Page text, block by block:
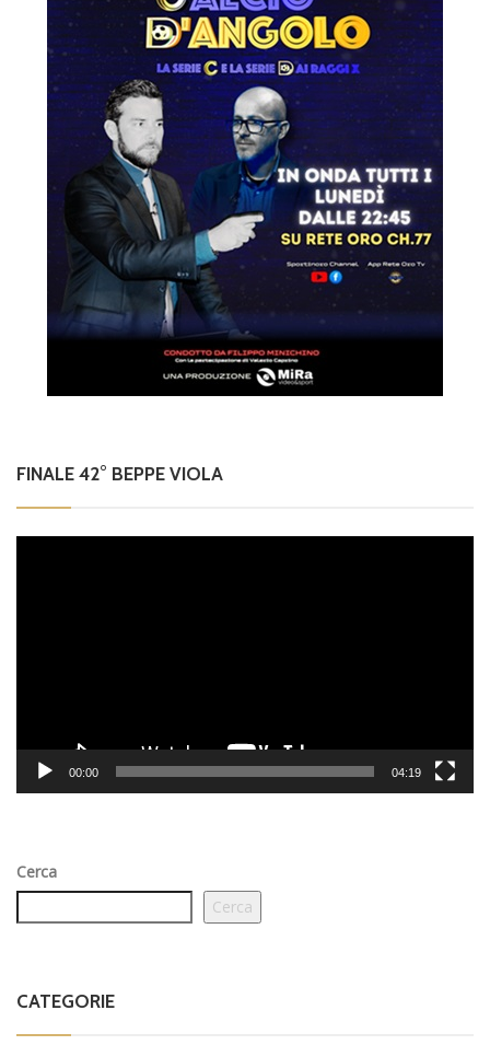
FINALE 42° BEPPE VIOLA
00:00 04:19
Cerca
Cerca
CATEGORIE